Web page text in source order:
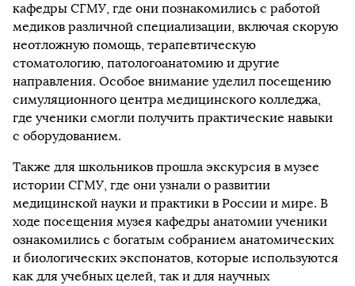
кафедры СГМУ, где они познакомились с работой
медиков различной специализации, включая скорую
неотложную помощь, терапевтическую
стоматологию, патологоанатомию и другие
направления. Особое внимание уделил посещению
симуляционного центра медицинского колледжа,
где ученики смогли получить практические навыки
с оборудованием.
Также для школьников прошла экскурсия в музее
истории СГМУ, где они узнали о развитии
медицинской науки и практики в России и мире. В
ходе посещения музея кафедры анатомии ученики
ознакомились с богатым собранием анатомических
и биологических экспонатов, которые используются
как для учебных целей, так и для научных